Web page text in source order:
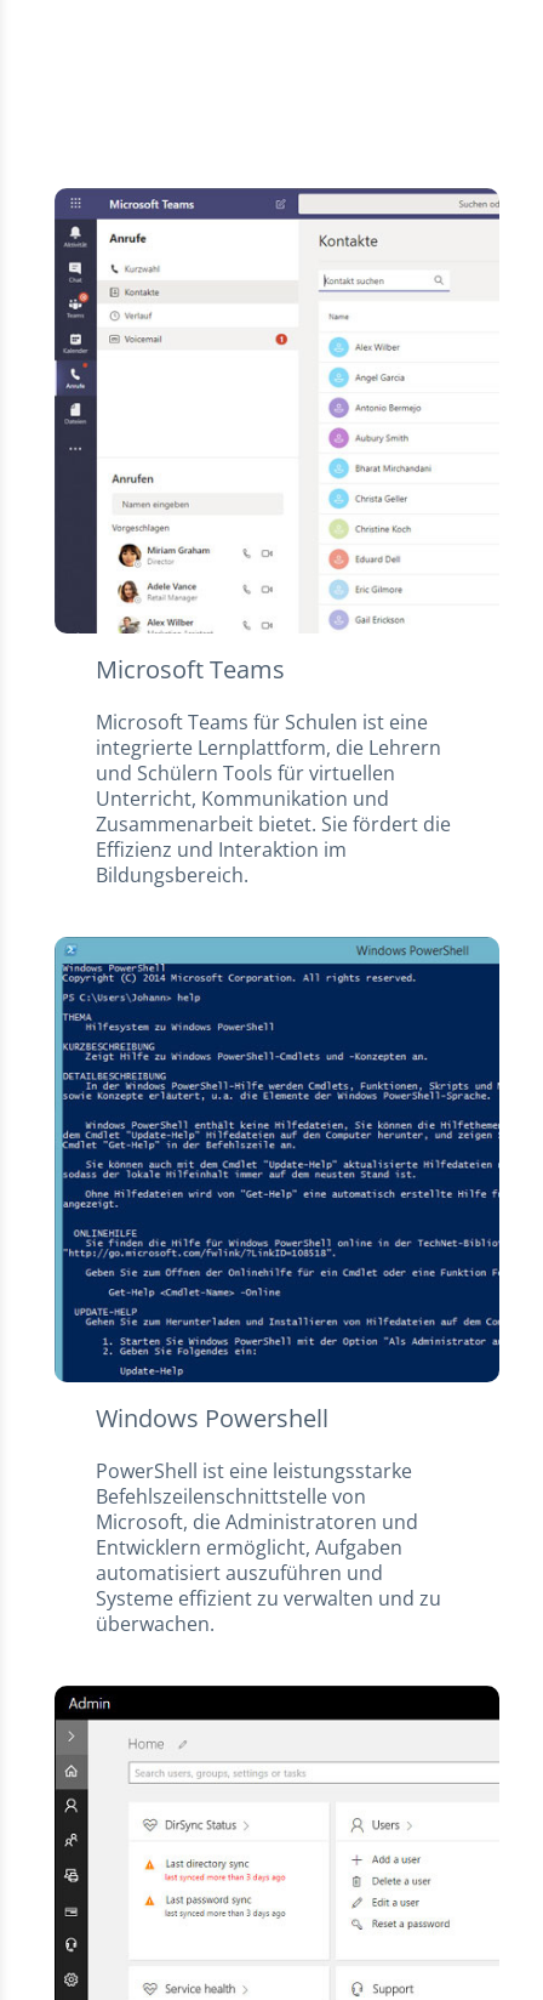
Microsoft Teams
Microsoft Teams für Schulen ist eine
integrierte Lernplattform, die Lehrern
und Schülern Tools für virtuellen
Unterricht, Kommunikation und
Zusammenarbeit bietet. Sie fördert die
Effizienz und Interaktion im
Bildungsbereich.
Windows Powershell
PowerShell ist eine leistungsstarke
Befehlszeilenschnittstelle von
Microsoft, die Administratoren und
Entwicklern ermöglicht, Aufgaben
automatisiert auszuführen und
Systeme effizient zu verwalten und zu
überwachen.